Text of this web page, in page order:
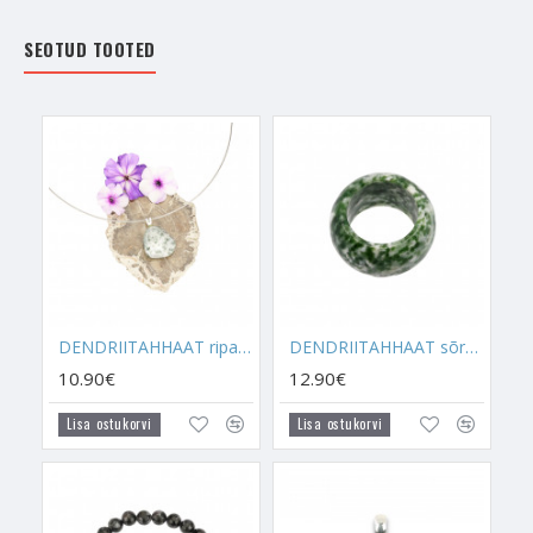
ravitsemisega, ravimisega, massaažiga, teraapiatega või
mingit sorti inimeste aitamisega. See ei luba energial ära
kuluda ja aitab järjepidevalt inimesi aidata nii, et ei tekiks
suuremat sorti energia kadu.
- Vanade uskumuste kohaselt toob Dendriitahhaat head õnne
kõigile neile, kes tegelevad taimedega, taimede
kasvatamisega, põllumajandusega ja üleüldiselt ka head õnne
tööedu kristall, mis toob selles valdkonnas küllust, head saaki
ja edu.
- Dendriitahhaat aitab saada sügavat, tugevat ja spirituaalset
kontakti loodusega. Aitab neid, kes soovivad
väga kasulik taimedega tervendajatele, aidates leida uusi viise
SEOTUD TOOTED
DENDRIITAHHAAT ripats suletud kinnitusega (hõbe)
10.90€
Lisa ostukorvi
DENDRIITAHHAAT sõrmus (lai)
12.90€
Lisa ostukorvi